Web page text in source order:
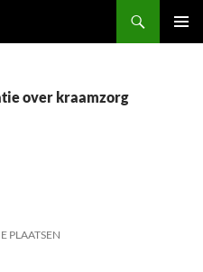
over kraamzorg
PLAATSEN